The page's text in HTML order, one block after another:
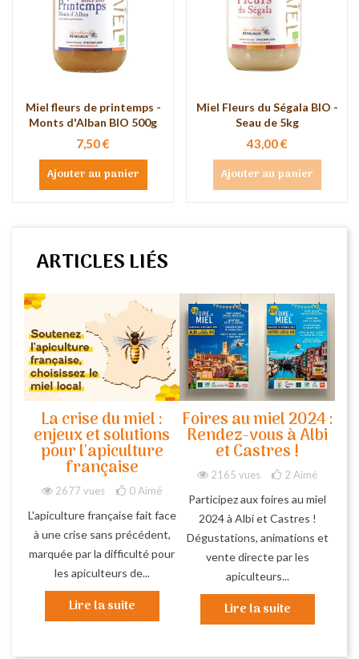
Miel fleurs de printemps -
Monts d'Alban BIO 500g
7,50 €
Ajouter au panier
Miel Fleurs du Ségala BIO -
Seau de 5kg
43,00 €
Ajouter au panier
ARTICLES LIÉS
La crise du miel :
enjeux et solutions
pour l'apiculture
française
2677 vues 0Aimé
L'apiculture française fait face
à une crise sans précédent,
marquée par la difficulté pour
les apiculteurs de...
Lire la suite
Foires au miel 2024 :
Rendez-vous à Albi
et Castres !
2165 vues 2 Aimé
Participez aux foires au miel
2024 à Albi et Castres !
Dégustations, animations et
vente directe par les
apiculteurs...
Lire la suite